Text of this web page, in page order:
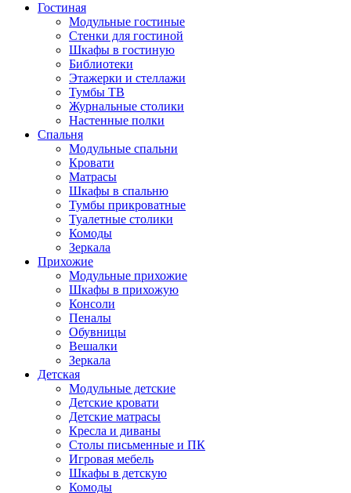
Гостиная
Модульные гостиные
Стенки для гостиной
Шкафы в гостиную
Библиотеки
Этажерки и стеллажи
Тумбы ТВ
Журнальные столики
Настенные полки
Спальня
Модульные спальни
Кровати
Матрасы
Шкафы в спальню
Тумбы прикроватные
Туалетные столики
Комоды
Зеркала
Прихожие
Модульные прихожие
Шкафы в прихожую
Консоли
Пеналы
Обувницы
Вешалки
Зеркала
Детская
Модульные детские
Детские кровати
Детские матрасы
Кресла и диваны
Столы письменные и ПК
Игровая мебель
Шкафы в детскую
Комоды